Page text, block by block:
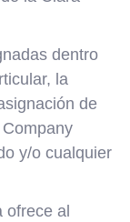
dentro
la
de
y/o cualquier
ofrece al